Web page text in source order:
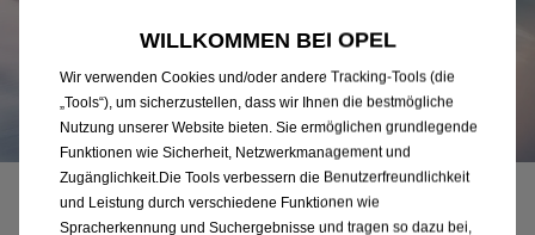
E-Mobility
WILLKOMMEN BEI OPEL
Wir verwenden Cookies und/oder andere Tracking-Tools (die
„Tools“), um sicherzustellen, dass wir Ihnen die bestmögliche
Nutzung unserer Website bieten. Sie ermöglichen grundlegende
Funktionen wie Sicherheit, Netzwerkmanagement und
Zugänglichkeit.Die Tools verbessern die Benutzerfreundlichkeit
und Leistung durch verschiedene Funktionen wie
Spracherkennung und Suchergebnisse und tragen so dazu bei,